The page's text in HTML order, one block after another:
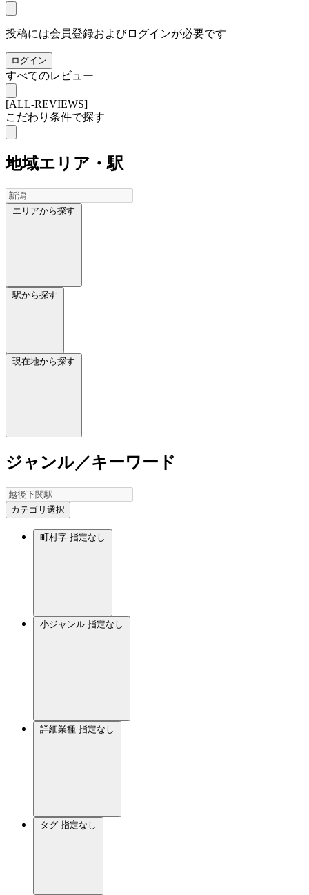
投稿には会員登録およびログインが必要です
ログイン
すべてのレビュー
[ALL-REVIEWS]
こだわり条件で探す
地域エリア・駅
エリアから探す
駅から探す
現在地から探す
ジャンル／キーワード
カテゴリ選択
町村字 指定なし
小ジャンル 指定なし
詳細業種 指定なし
タグ 指定なし